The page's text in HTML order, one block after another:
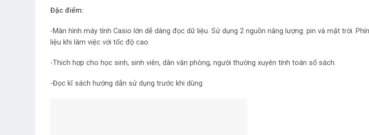
Đặc điểm:
-Màn hình máy tính Casio lớn dễ dàng đọc dữ liệu. Sử dụng 2 nguồn năng lượng: pin và mặt trời.
liệu khi làm việc với tốc độ cao
-Thich hợp cho học sinh, sinh viên, dân văn phòng, người thường xuyên tính toán sổ sách.
-Đọc kĩ sách hướng dẫn sử dụng trước khi dùng